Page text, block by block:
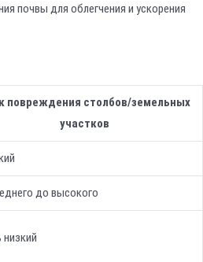
почвы для облегчения и ускорения
повреждения столбов/земельных
участков
до высокого
низкий